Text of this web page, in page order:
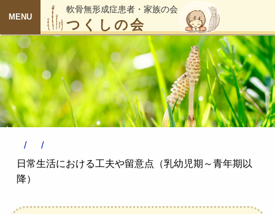
MENU 軟骨無形成症患者・家族の会
つくしの会
日常生活における工夫や留意点（乳幼児期～青年期以
降）